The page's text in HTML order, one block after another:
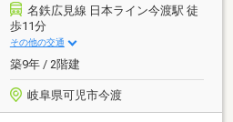
名鉄広見線 日本ライン今渡駅 徒
歩11分
その他の交通
築9年 / 2階建
岐阜県可児市今渡